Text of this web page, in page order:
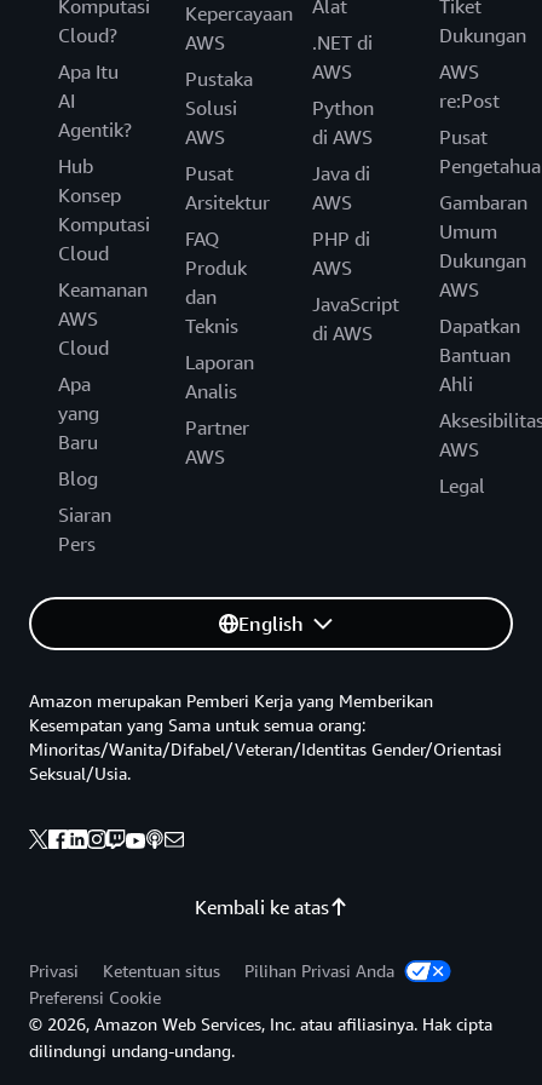
Anda.
Komputasi
Cloud?
Apa Itu
AI
Agentik?
Hub
Konsep
Komputasi
Cloud
Keamanan
AWS
Cloud
Apa
yang
Baru
Blog
Siaran
Pers
Kepercayaan
AWS
Pustaka
Solusi
AWS
Pusat
Arsitektur
FAQ
Produk
dan
Teknis
Laporan
Analis
Partner
AWS
Alat
.NET di
AWS
Python
di AWS
Java di
AWS
PHP di
AWS
JavaScript
di AWS
Tiket
Dukungan
AWS
re:Post
Pusat
Gambaran
Umum
Dukungan
AWS
Dapatkan
Bantuan
Ahli
AWS
Legal
English
Kembali ke atas
Amazon merupakan Pemberi Kerja yang Memberikan
Kesempatan yang Sama untuk semua orang:
Minoritas/Wanita/Difabel/Veteran/Identitas Gender/Orientasi
Seksual/Usia.
Privasi Ketentuan situs
Pilihan Privasi Anda
Preferensi Cookie
© 2026, Amazon Web Services, Inc. atau afiliasinya. Hak cipta
dilindungi undang-undang.